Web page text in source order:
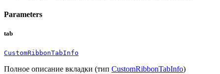
Parameters
tab
CustomRibbonTabInfo
Полное описание вкладки (тип CustomRibbonTabInfo)